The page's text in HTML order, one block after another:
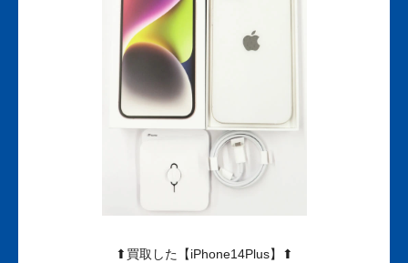
⬆買取した【iPhone14Plus】⬆